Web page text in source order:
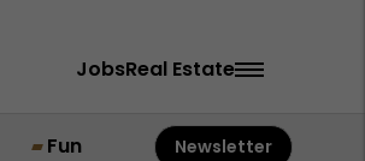
JobsReal Estate
Fun Newsletter